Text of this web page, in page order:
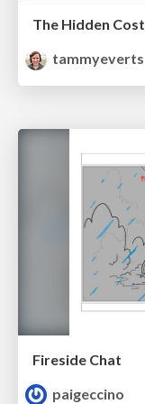
tammyeverts
Fireside Chat
paigeccino